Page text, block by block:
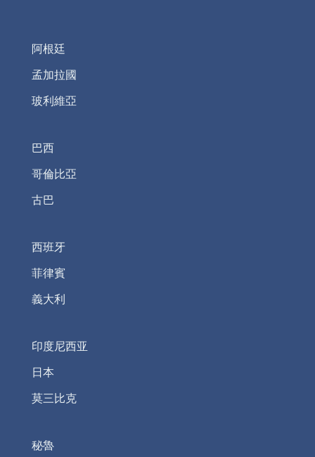
阿根廷
孟加拉國
玻利維亞
巴西
哥倫比亞
古巴
西班牙
菲律賓
義大利
印度尼西亚
日本
莫三比克
秘魯